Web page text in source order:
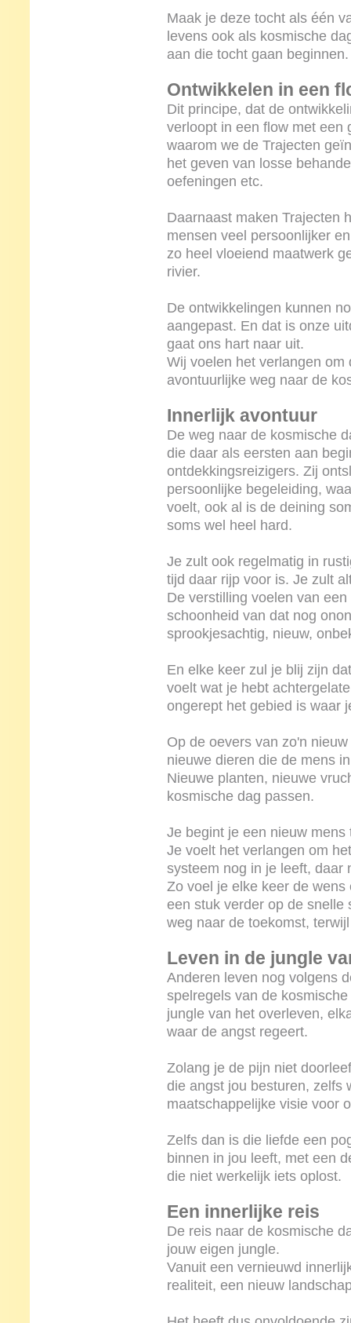
Maak je deze tocht als één
levens ook als kosmische
aan die tocht gaan beginnen.
Ontwikkelen in een
Dit principe, dat de
verloopt in een flow met een
waarom we de Trajecten
het geven van losse
oefeningen etc.
Daarnaast maken Trajecten
mensen veel persoonlijker
zo heel vloeiend maatwerk
rivier.
De ontwikkelingen kunnen
aangepast. En dat is onze
gaat ons hart naar uit.
Wij voelen het verlangen
avontuurlijke weg naar de
Innerlijk avontuur
De weg naar de kosmische
die daar als eersten aan
ontdekkingsreizigers. Zij
persoonlijke begeleiding,
voelt, ook al is de deining
soms wel heel hard.
Je zult ook regelmatig in
tijd daar rijp voor is. Je zult
De verstilling voelen van
schoonheid van dat nog
sprookjesachtig, nieuw,
En elke keer zul je blij zijn
voelt wat je hebt
ongerept het gebied is waar
Op de oevers van zo'n
nieuwe dieren die de mens
Nieuwe planten, nieuwe
kosmische dag passen.
Je begint je een nieuw
Je voelt het verlangen om
systeem nog in je leeft, daar
Zo voel je elke keer de
een stuk verder op de snelle
weg naar de toekomst,
Leven in de jungle
Anderen leven nog volgens
spelregels van de
jungle van het overleven,
waar de angst regeert.
Zolang je de pijn niet
die angst jou besturen, zelfs
maatschappelijke visie
Zelfs dan is die liefde een
binnen in jou leeft, met een
die niet werkelijk iets oplost.
Een innerlijke reis
De reis naar de kosmische
jouw eigen jungle.
Vanuit een vernieuwd
realiteit, een nieuw